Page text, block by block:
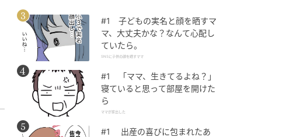
#1 子どもの実名と顔を晒すマ
マ、大丈夫かな？なんて心配し
ていたら。
SNSに子供の顔を晒すママ
#1 「ママ、生きてるよね？」
寝ていると思って部屋を開けた
ら
ママが家出した
#1 出産の喜びに包まれたあ